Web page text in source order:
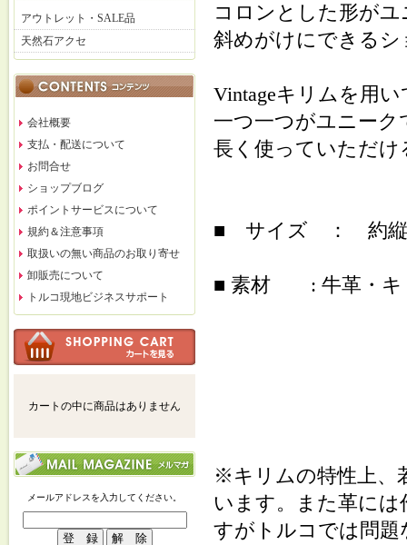
アウトレット・SALE品
天然石アクセ
会社概要
支払・配送について
お問合せ
ショップブログ
ポイントサービスについて
規約＆注意事項
取扱いの無い商品のお取り寄せ
卸販売について
トルコ現地ビジネスサポート
カートの中に商品はありません
メールアドレスを入力してください。
コロンとした形が
斜めがけにできるシ
Vintageキリムを用
一つ一つがユニー
長く使っていただ
■ サイズ ： 約縦
■ 素材 : 牛革・キ
※キリムの特性上、
います。また革に
すがトルコでは問